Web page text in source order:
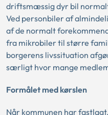
driftsmæssig dyr bil
Ved personbiler af
af de normalt
fra mikrobiler til større
borgerens livssituation
særligt hvor mange
Formålet med kørslen
Når kommunen har